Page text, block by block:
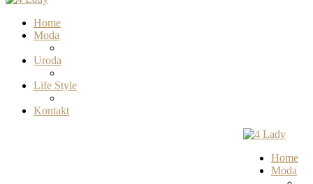
Home
Moda
Uroda
Life Style
Kontakt
Home
Moda